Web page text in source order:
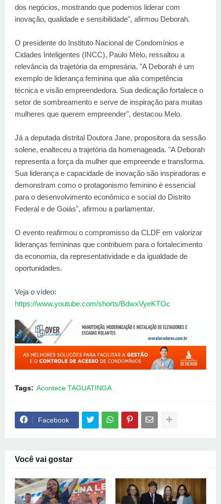
dos negócios, mostrando que podemos liderar com
inovação, qualidade e sensibilidade", afirmou Deborah.
O presidente do Instituto Nacional de Condomínios e
Cidades Inteligentes (INCC), Paulo Melo, ressaltou a
relevância da trajetória da empresária. "A Deborah é um
exemplo de liderança feminina que alia competência
técnica e visão empreendedora. Sua dedicação fortalece o
setor de sombreamento e serve de inspiração para muitas
mulheres que querem empreender", destacou Melo.
Já a deputada distrital Doutora Jane, propositora da sessão
solene, enalteceu a trajetória da homenageada. "A Deborah
representa a força da mulher que empreende e transforma.
Sua liderança e capacidade de inovação são inspiradoras e
demonstram como o protagonismo feminino é essencial
para o desenvolvimento econômico e social do Distrito
Federal e de Goiás", afirmou a parlamentar.
O evento reafirmou o compromisso da CLDF em valorizar
lideranças femininas que contribuem para o fortalecimento
da economia, da representatividade e da igualdade de
oportunidades.
Veja o vídeo:
https://www.youtube.com/shorts/BdwxVyeKTOc
Tags: Acontece TAGUATINGA
Facebook
Você vai gostar